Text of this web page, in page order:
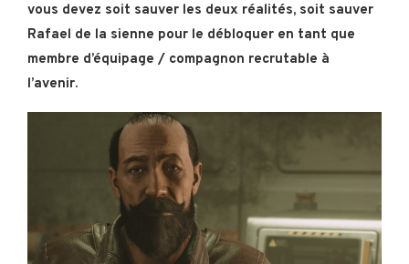
vous devez soit sauver les deux réalités, soit sauver
Rafael de la sienne pour le débloquer en tant que
membre d’équipage / compagnon recrutable à
l’avenir.